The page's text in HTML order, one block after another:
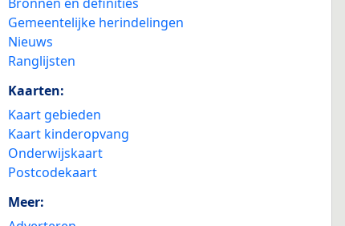
Gemeentelijke herindelingen
Nieuws
Ranglijsten
Kaarten:
Kaart gebieden
Kaart kinderopvang
Onderwijskaart
Postcodekaart
Meer: